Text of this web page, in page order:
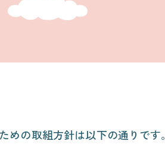
の取組方針は以下の通りです。